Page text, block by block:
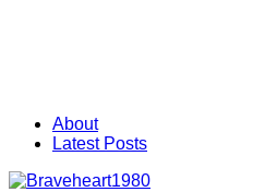
About
Latest Posts